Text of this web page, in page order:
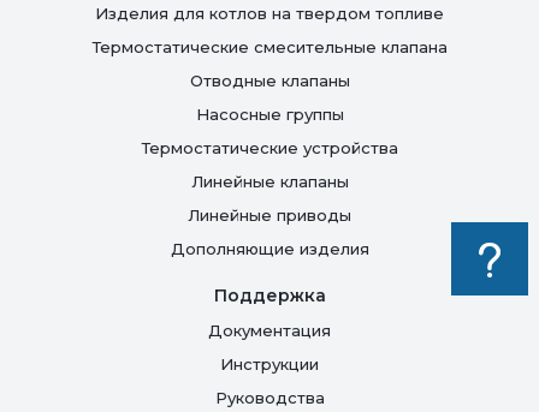
Изделия для котлов на твердом топливе
Термостатические смесительные клапана
Отводные клапаны
Насосные группы
Термостатические устройства
Линейные клапаны
Линейные приводы
Дополняющие изделия
Поддержка
Документация
Инструкции
Руководства